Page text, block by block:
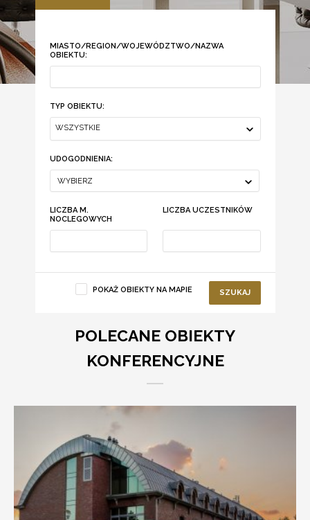
MIASTO/REGION/WOJEWÓDZTWO/NAZWA
OBIEKTU:
TYP OBIEKTU:
WSZYSTKIE
UDOGODNIENIA:
WYBIERZ
LICZBA M.
NOCLEGOWYCH
LICZBA UCZESTNIKÓW
POKAŻ OBIEKTY NA MAPIE SZUKAJ
POLECANE OBIEKTY
KONFERENCYJNE